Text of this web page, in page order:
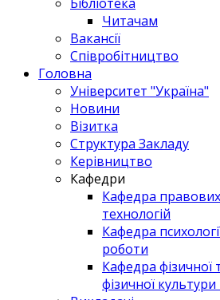
Читачам
Вакансії
Співробітництво
Головна
Університет "Україна"
Новини
Візитка
Структура Закладу
Керівництво
Кафедри
Кафедра
технологій
Кафедра
роботи
Кафедра фізичної
фізичної культури